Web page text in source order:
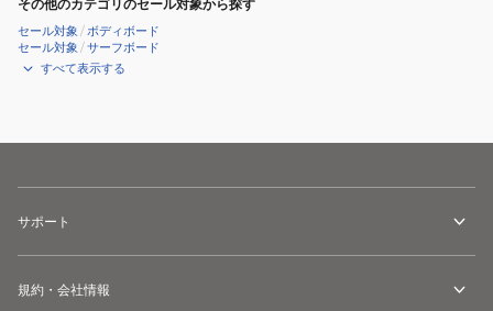
その他のカテゴリのセール対象から探す
セール対象 /ボディボード
セール対象 /サーフボード
すべて表示する
サポート
規約・会社情報